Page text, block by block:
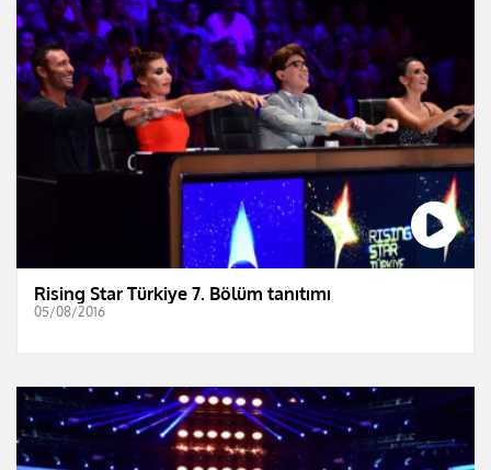
Rising Star Türkiye 7. Bölüm tanıtımı
05/08/2016